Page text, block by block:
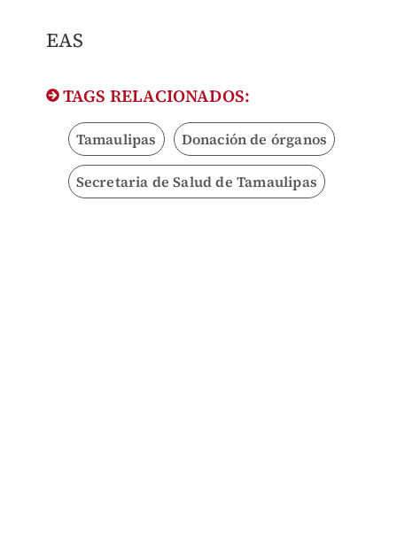
EAS
TAGS RELACIONADOS:
Tamaulipas Donación de órganos
Secretaria de Salud de Tamaulipas